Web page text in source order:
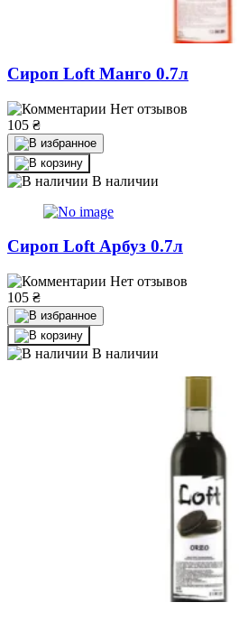
Сироп Loft Манго 0.7л
Нет отзывов
105 ₴
В наличии
Сироп Loft Арбуз 0.7л
Нет отзывов
105 ₴
В наличии